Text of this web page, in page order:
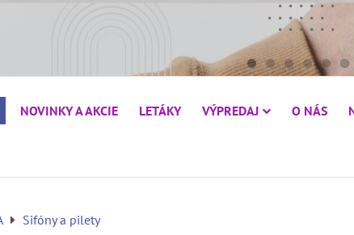
NOVINKY A AKCIE LETÁKY VÝPREDAJ O NÁS
Sifóny a pilety